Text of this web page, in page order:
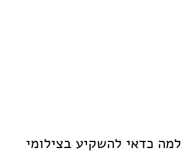
למה כדאי להשקיע בצילומי